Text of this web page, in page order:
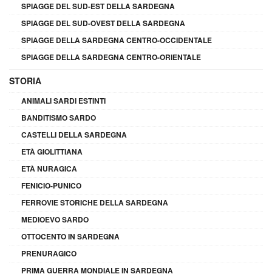
SPIAGGE DEL SUD-EST DELLA SARDEGNA
SPIAGGE DEL SUD-OVEST DELLA SARDEGNA
SPIAGGE DELLA SARDEGNA CENTRO-OCCIDENTALE
SPIAGGE DELLA SARDEGNA CENTRO-ORIENTALE
STORIA
ANIMALI SARDI ESTINTI
BANDITISMO SARDO
CASTELLI DELLA SARDEGNA
ETÀ GIOLITTIANA
ETÀ NURAGICA
FENICIO-PUNICO
FERROVIE STORICHE DELLA SARDEGNA
MEDIOEVO SARDO
OTTOCENTO IN SARDEGNA
PRENURAGICO
PRIMA GUERRA MONDIALE IN SARDEGNA